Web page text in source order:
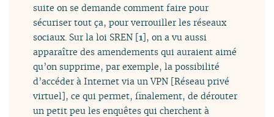
suite on se demande comment faire pour
sécuriser tout ça, pour verrouiller les réseaux
sociaux. Sur la loi SREN [1], on a vu aussi
apparaître des amendements qui auraient aimé
qu’on supprime, par exemple, la possibilité
d’accéder à Internet via un VPN [Réseau privé
virtuel], ce qui permet, finalement, de dérouter
un petit peu les enquêtes qui cherchent à